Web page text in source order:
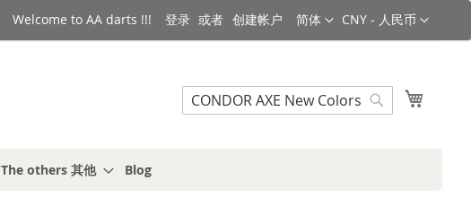
货币
CNY - 人民币
语言
简体
Welcome to AA darts !!! 登录 创建帐户
搜索
The others 其他 Blog